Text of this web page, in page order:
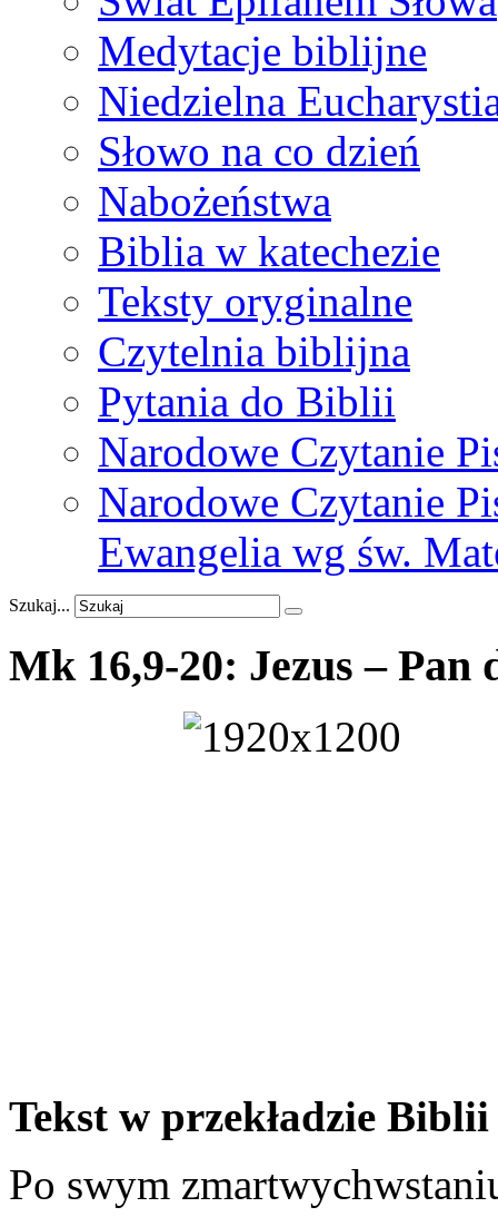
Medytacje biblijne
Niedzielna
Słowo na co dzień
Nabożeństwa
Biblia w katechezie
Teksty oryginalne
Czytelnia biblijna
Pytania do Biblii
Narodowe Czytanie
Narodowe Czytanie
Ewangelia wg św.
Szukaj...
Mk 16,9-20: Jezus – Pan
Tekst w przekładzie
Po swym